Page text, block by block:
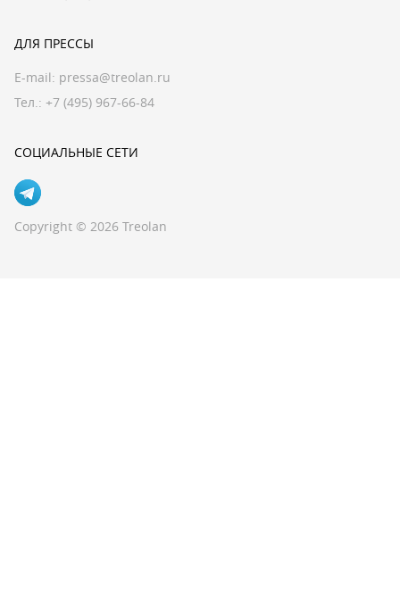
ДЛЯ ПРЕССЫ
E-mail: pressa@treolan.ru
Тел.: +7 (495) 967-66-84
СОЦИАЛЬНЫЕ СЕТИ
Copyright © 2026 Treolan